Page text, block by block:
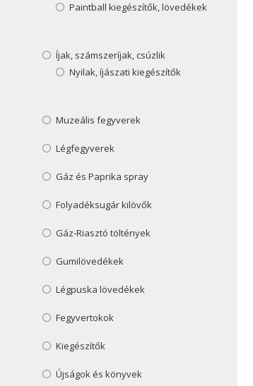
Paintball kiegészítők, lövedékek
Íjak, számszeríjak, csúzlik
Nyilak, íjászati kiegészítők
Muzeális fegyverek
Légfegyverek
Gáz és Paprika spray
Folyadéksugár kilövők
Gáz-Riasztó töltények
Gumilövedékek
Légpuska lövedékek
Fegyvertokok
Kiegészítők
Újságok és könyvek